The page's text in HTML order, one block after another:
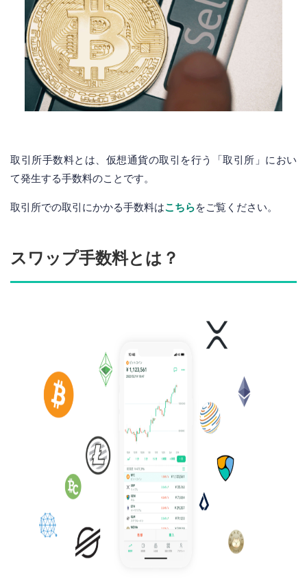
取引所手数料とは、仮想通貨の取引を行う「取引所」におい
て発生する手数料のことです。
取引所での取引にかかる手数料はこちらをご覧ください。
スワップ手数料とは？